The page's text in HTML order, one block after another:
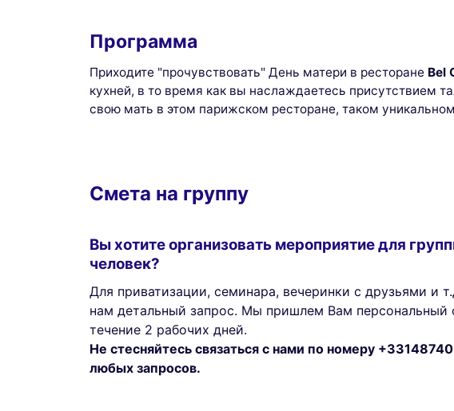
Программа
Приходите "прочувствовать" День матери в ресторане Bel
кухней, в то время как вы наслаждаетесь присутствием
свою мать в этом парижском ресторане, таком
Смета на группу
Вы хотите организовать мероприятие для
человек?
Для приватизации, семинара, вечеринки с друзьями и
нам детальный запрос. Мы пришлем Вам персональный
течение 2 рабочих дней.
Не стесняйтесь связаться с нами по номеру
любых запросов.